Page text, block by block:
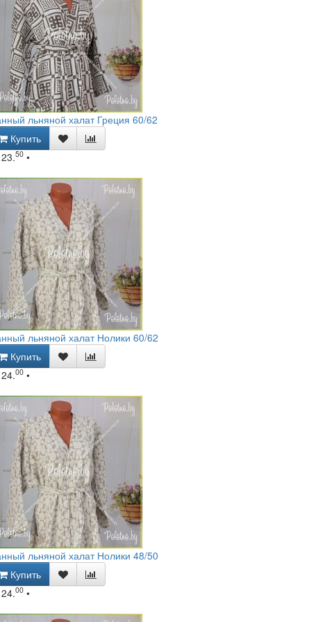
льняной халат Греция 60/62
Купить
50 •
льняной халат Нолики 60/62
Купить
00 •
льняной халат Нолики 48/50
Купить
00 •